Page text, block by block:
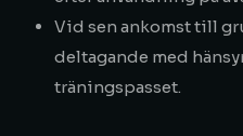
Vid sen ankomst till
deltagande med
träningspasset.